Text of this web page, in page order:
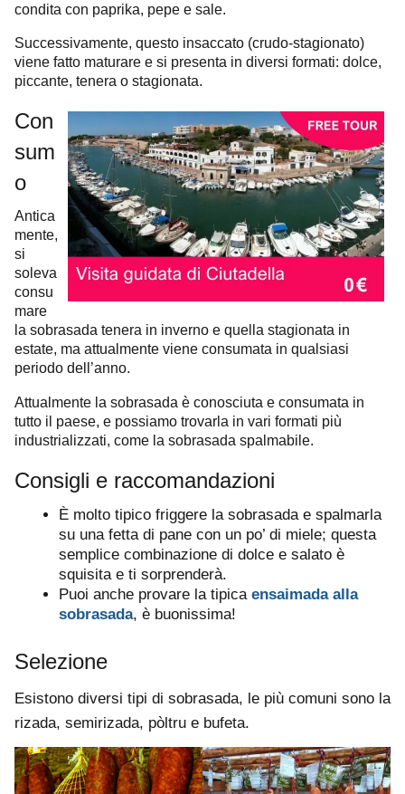
condita con paprika, pepe e sale.
Successivamente, questo insaccato (crudo-stagionato)
viene fatto maturare e si presenta in diversi formati: dolce,
piccante, tenera o stagionata.
Con
sum
o
Antica
mente,
si
soleva
consu
mare
la sobrasada tenera in inverno e quella stagionata in
estate, ma attualmente viene consumata in qualsiasi
periodo dell’anno.
Attualmente la sobrasada è conosciuta e consumata in
tutto il paese, e possiamo trovarla in vari formati più
industrializzati, come la sobrasada spalmabile.
Consigli e raccomandazioni
È molto tipico friggere la sobrasada e spalmarla
su una fetta di pane con un po’ di miele; questa
semplice combinazione di dolce e salato è
squisita e ti sorprenderà.
Puoi anche provare la tipica ensaimada alla
sobrasada, è buonissima!
Selezione
Esistono diversi tipi di sobrasada, le più comuni sono la
rizada, semirizada, pòltru e bufeta.